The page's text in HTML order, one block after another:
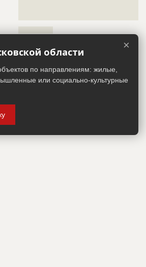
??????????????
??????????????????????
??????????????????????????????????????????????????????????
×
области
по направлениям: жилые,
или социально-культурные